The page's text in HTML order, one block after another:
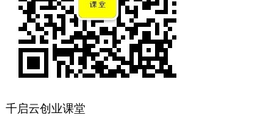
千启云创业课堂